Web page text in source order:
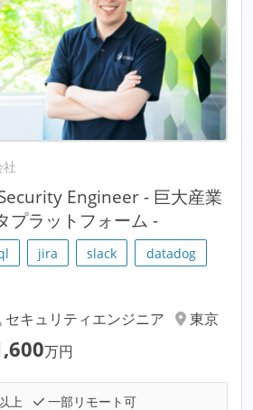
社
Engineer - 巨大産業
プラットフォーム -
jira slack
datadog
セキュリティエンジニア
東京
万円
上 一部リモート可